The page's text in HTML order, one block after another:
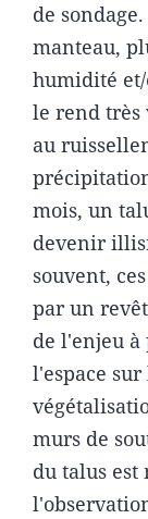
de
manteau,
humidité et/
le rend très
au
mois, un
devenir
souvent,
par un
de l'enjeu à
l'espace
murs de
du talus est